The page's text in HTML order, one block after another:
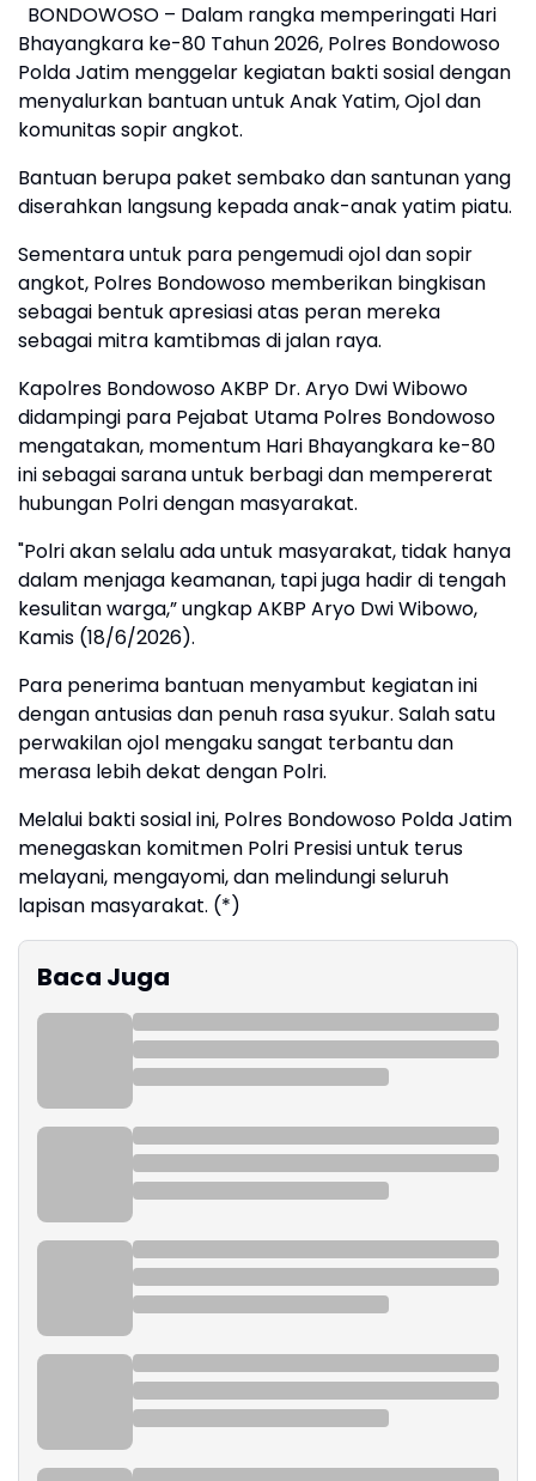
BONDOWOSO – Dalam rangka memperingati Hari
Bhayangkara ke-80 Tahun 2026, Polres Bondowoso
Polda Jatim menggelar kegiatan bakti sosial dengan
menyalurkan bantuan untuk Anak Yatim, Ojol dan
komunitas sopir angkot.
Bantuan berupa paket sembako dan santunan yang
diserahkan langsung kepada anak-anak yatim piatu.
Sementara untuk para pengemudi ojol dan sopir
angkot, Polres Bondowoso memberikan bingkisan
sebagai bentuk apresiasi atas peran mereka
sebagai mitra kamtibmas di jalan raya.
Kapolres Bondowoso AKBP Dr. Aryo Dwi Wibowo
didampingi para Pejabat Utama Polres Bondowoso
mengatakan, momentum Hari Bhayangkara ke-80
ini sebagai sarana untuk berbagi dan mempererat
hubungan Polri dengan masyarakat.
"Polri akan selalu ada untuk masyarakat, tidak hanya
dalam menjaga keamanan, tapi juga hadir di tengah
kesulitan warga,” ungkap AKBP Aryo Dwi Wibowo,
Kamis (18/6/2026).
Para penerima bantuan menyambut kegiatan ini
dengan antusias dan penuh rasa syukur. Salah satu
perwakilan ojol mengaku sangat terbantu dan
merasa lebih dekat dengan Polri.
Melalui bakti sosial ini, Polres Bondowoso Polda Jatim
menegaskan komitmen Polri Presisi untuk terus
melayani, mengayomi, dan melindungi seluruh
lapisan masyarakat. (*)
Baca Juga